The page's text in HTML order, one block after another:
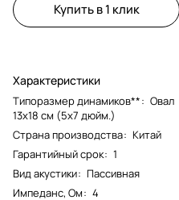
Купить в 1 клик
Характеристики
Типоразмер динамиков**: Овал
13x18 см (5x7 дюйм.)
Страна производства: Китай
Гарантийный срок: 1
Вид акустики: Пассивная
Импеданс, Ом: 4